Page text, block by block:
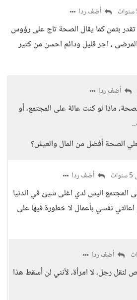
أضف ردا
بثمن كما يقال الصحة تاج على رؤوس
المرضى ، اجر قليل ودائم احسن من كتير
أضف ردا
ماذا لو كنت عالة على المجتمع، أو
الصحة أفضل من المال والعيش؟
أضف ردا
المجتمع اليس لدي اغلى شيئ في الدنيا
نفسي بأعمال لا خطورة فيها على
أضف ردا
رجل، لا امرأة، لأنني لن أسقط هذا